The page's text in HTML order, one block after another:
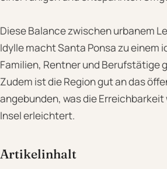
Diese Balance zwischen urbanem
Idylle macht Santa Ponsa zu einem
Familien, Rentner und Berufstätige
Zudem ist die Region gut an das
angebunden, was die
Insel erleichtert.
Artikelinhalt